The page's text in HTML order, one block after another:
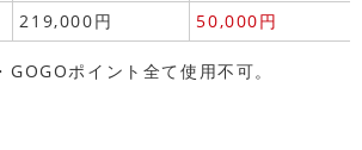
219,000円 50,000円
ポイント全て使用不可。